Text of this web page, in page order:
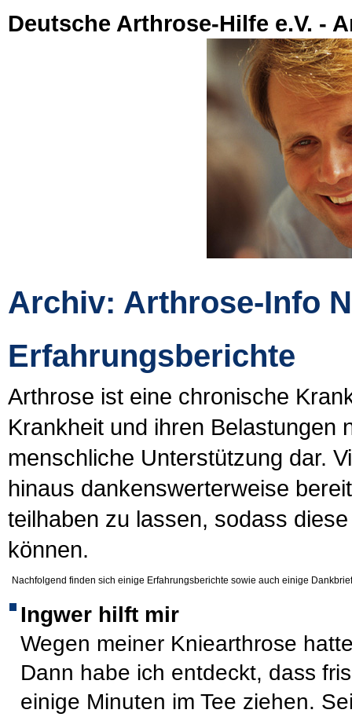
Deutsche Arthrose-Hilfe e.V. -
Archiv: Arthrose-Info
Erfahrungsberichte
Arthrose ist eine chronische
Krankheit und ihren Belastungen
menschliche Unterstützung dar.
hinaus dankenswerterweise
teilhaben zu lassen, sodass
können.
Nachfolgend finden sich einige Erfahrungsberichte sowie auch einige
Ingwer hilft mir
Wegen meiner Kniearthrose
Dann habe ich entdeckt, dass
einige Minuten im Tee ziehen.